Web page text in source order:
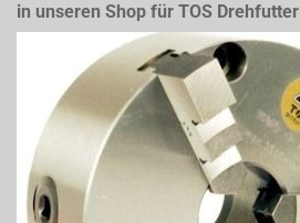
in unseren Shop für TOS Drehfutter